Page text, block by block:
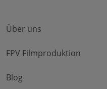
Über uns
FPV Filmproduktion
Blog